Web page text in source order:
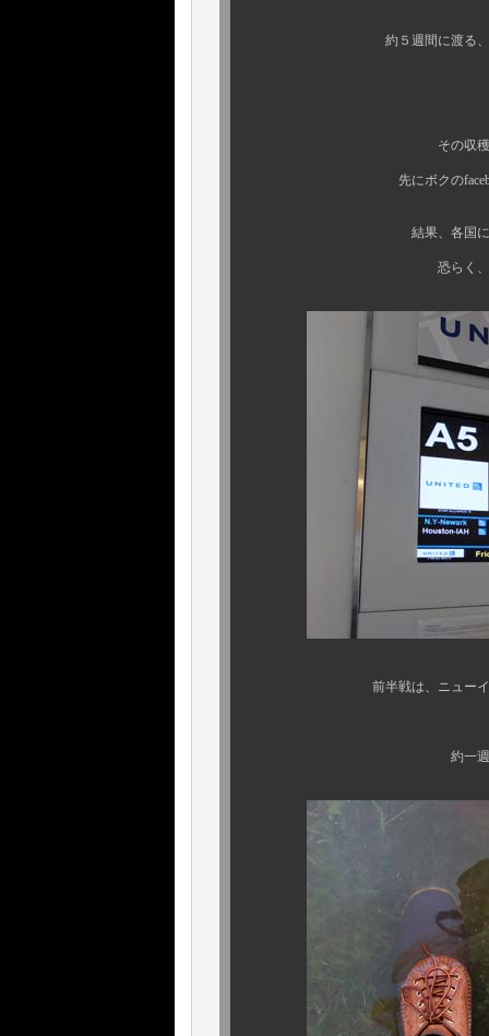
約５週間に渡る、アメリカ
その収穫内容は、一部
先にボクのfacebookページ
結果、各国において、地
恐らく、ここ数年来で
前半戦は、ニューイングラン
約一週間の “ 山ごもり